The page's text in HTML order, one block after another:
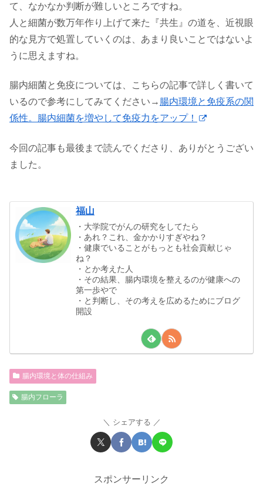
て、なかなか判断が難しいところですね。
人と細菌が数万年作り上げて来た『共生』の道を、近視眼
的な見方で処置していくのは、あまり良いことではないよ
うに思えますね。
腸内細菌と免疫については、こちらの記事で詳しく書いて
いるので参考にしてみてください→ 腸内環境と免疫系の関
係性。腸内細菌を増やして免疫力をアップ！
今回の記事も最後まで読んでくださり、ありがとうござい
ました。
福山
・大学院でがんの研究をしてたら
・あれ？これ、金かかりすぎやね？
・健康でいることがもっとも社会貢献じゃ
ね？
・とか考えた人
・その結果、腸内環境を整えるのが健康への
第一歩やで
・と判断し、その考えを広めるためにブログ
開設
腸内環境と体の仕組み
腸内フローラ
シェアする
スポンサーリンク